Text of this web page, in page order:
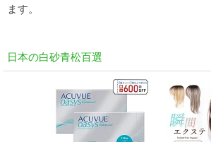
ます。
日本の白砂青松百選